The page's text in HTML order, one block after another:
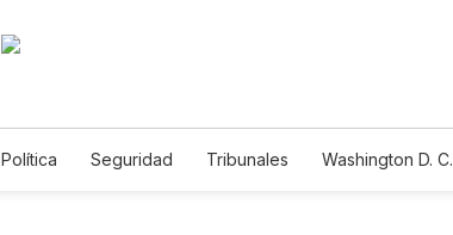
Política Seguridad Tribunales Washington D. C.